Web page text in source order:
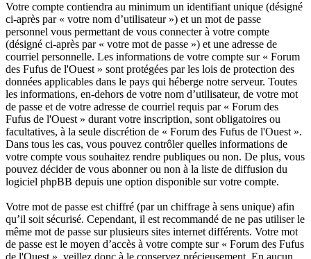
Votre compte contiendra au minimum un identifiant unique (désigné
ci-après par « votre nom d’utilisateur ») et un mot de passe
personnel vous permettant de vous connecter à votre compte
(désigné ci-après par « votre mot de passe ») et une adresse de
courriel personnelle. Les informations de votre compte sur « Forum
des Fufus de l'Ouest » sont protégées par les lois de protection des
données applicables dans le pays qui héberge notre serveur. Toutes
les informations, en-dehors de votre nom d’utilisateur, de votre mot
de passe et de votre adresse de courriel requis par « Forum des
Fufus de l'Ouest » durant votre inscription, sont obligatoires ou
facultatives, à la seule discrétion de « Forum des Fufus de l'Ouest ».
Dans tous les cas, vous pouvez contrôler quelles informations de
votre compte vous souhaitez rendre publiques ou non. De plus, vous
pouvez décider de vous abonner ou non à la liste de diffusion du
logiciel phpBB depuis une option disponible sur votre compte.
Votre mot de passe est chiffré (par un chiffrage à sens unique) afin
qu’il soit sécurisé. Cependant, il est recommandé de ne pas utiliser le
même mot de passe sur plusieurs sites internet différents. Votre mot
de passe est le moyen d’accès à votre compte sur « Forum des Fufus